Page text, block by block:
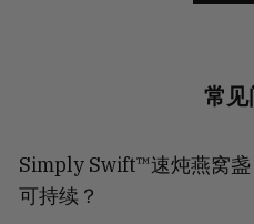
常见
Simply Swift™速炖燕窝盏
可持续？